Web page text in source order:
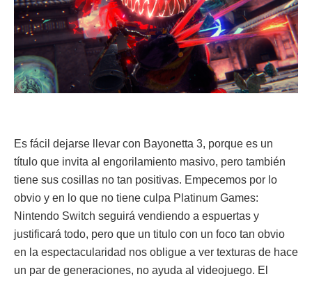
Es fácil dejarse llevar con Bayonetta 3, porque es un
título que invita al engorilamiento masivo, pero también
tiene sus cosillas no tan positivas. Empecemos por lo
obvio y en lo que no tiene culpa Platinum Games:
Nintendo Switch seguirá vendiendo a espuertas y
justificará todo, pero que un titulo con un foco tan obvio
en la espectacularidad nos obligue a ver texturas de hace
un par de generaciones, no ayuda al videojuego. El